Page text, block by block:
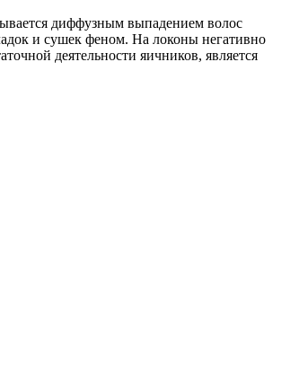
диффузным выпадением волос
и сушек феном. На локоны негативно
деятельности яичников, является